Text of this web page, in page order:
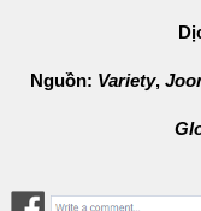
Nguồn: Variety,